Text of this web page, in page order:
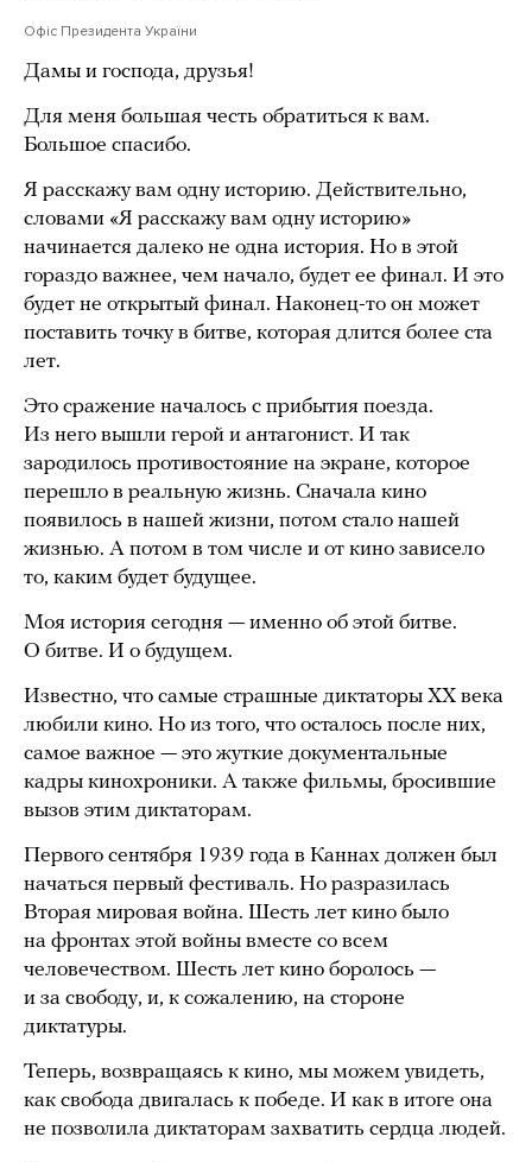
Офіс Президента України
Дамы и господа, друзья!
Для меня большая честь обратиться к вам.
Большое спасибо.
Я расскажу вам одну историю. Действительно,
словами «Я расскажу вам одну историю»
начинается далеко не одна история. Но в этой
гораздо важнее, чем начало, будет ее финал. И это
будет не открытый финал. Наконец-то он может
поставить точку в битве, которая длится более ста
лет.
Это сражение началось с прибытия поезда.
Из него вышли герой и антагонист. И так
зародилось противостояние на экране, которое
перешло в реальную жизнь. Сначала кино
появилось в нашей жизни, потом стало нашей
жизнью. А потом в том числе и от кино зависело
то, каким будет будущее.
Моя история сегодня — именно об этой битве.
О битве. И о будущем.
Известно, что самые страшные диктаторы XX века
любили кино. Но из того, что осталось после них,
самое важное — это жуткие документальные
кадры кинохроники. А также фильмы, бросившие
вызов этим диктаторам.
Первого сентября 1939 года в Каннах должен был
начаться первый фестиваль. Но разразилась
Вторая мировая война. Шесть лет кино было
на фронтах этой войны вместе со всем
человечеством. Шесть лет кино боролось —
и за свободу, и, к сожалению, на стороне
диктатуры.
Теперь, возвращаясь к кино, мы можем увидеть,
как свобода двигалась к победе. И как в итоге она
не позволила диктаторам захватить сердца людей.